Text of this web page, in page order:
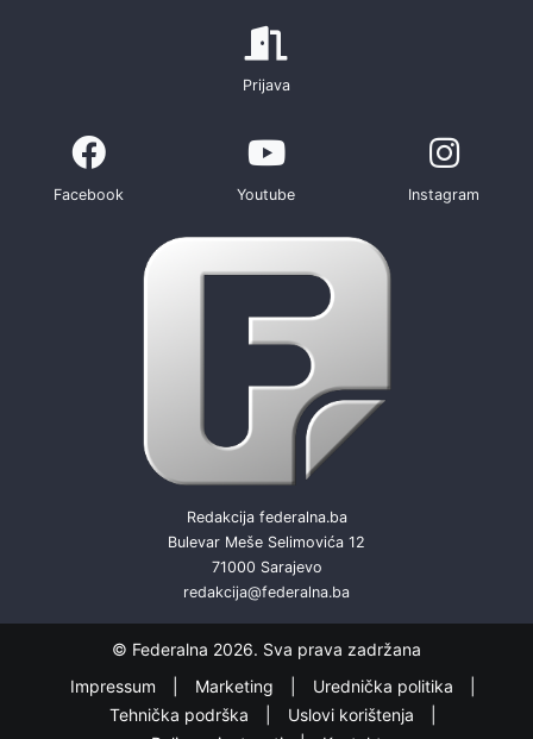
Prijava
Facebook Youtube Instagram
Redakcija federalna.ba
Bulevar Meše Selimovića 12
71000 Sarajevo
redakcija@federalna.ba
© Federalna 2026. Sva prava zadržana
Impressum
Marketing
Urednička politika
Tehnička podrška
Uslovi korištenja